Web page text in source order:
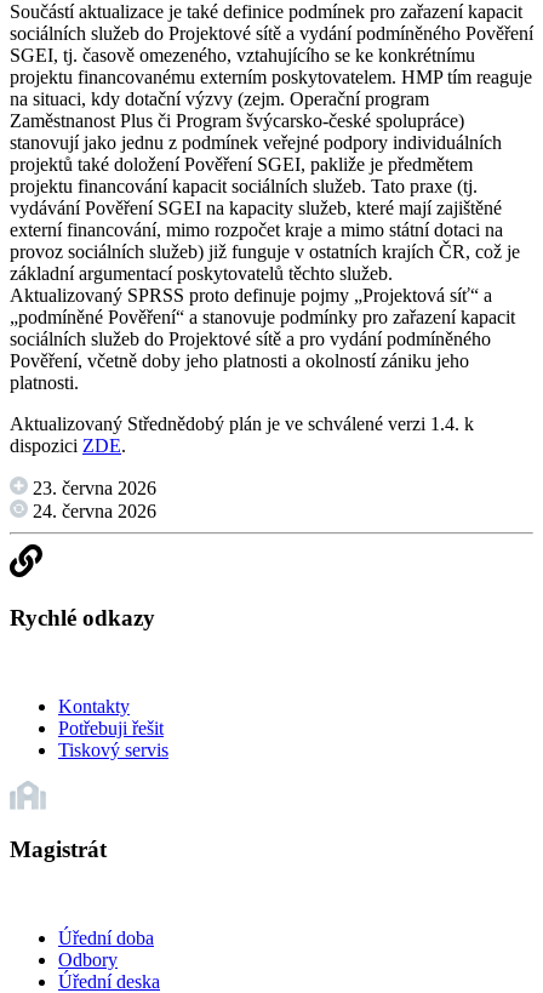
Součástí aktualizace je také definice podmínek pro zařazení kapacit
sociálních služeb do Projektové sítě a vydání podmíněného Pověření
SGEI, tj. časově omezeného, vztahujícího se ke konkrétnímu
projektu financovanému externím poskytovatelem. HMP tím reaguje
na situaci, kdy dotační výzvy (zejm. Operační program
Zaměstnanost Plus či Program švýcarsko-české spolupráce)
stanovují jako jednu z podmínek veřejné podpory individuálních
projektů také doložení Pověření SGEI, pakliže je předmětem
projektu financování kapacit sociálních služeb. Tato praxe (tj.
vydávání Pověření SGEI na kapacity služeb, které mají zajištěné
externí financování, mimo rozpočet kraje a mimo státní dotaci na
provoz sociálních služeb) již funguje v ostatních krajích ČR, což je
základní argumentací poskytovatelů těchto služeb.
Aktualizovaný SPRSS proto definuje pojmy „Projektová síť“ a
„podmíněné Pověření“ a stanovuje podmínky pro zařazení kapacit
sociálních služeb do Projektové sítě a pro vydání podmíněného
Pověření, včetně doby jeho platnosti a okolností zániku jeho
platnosti.
Aktualizovaný Střednědobý plán je ve schválené verzi 1.4. k
dispozici ZDE.
23. června 2026
24. června 2026
Rychlé odkazy
Kontakty
Potřebuji řešit
Tiskový servis
Magistrát
Úřední doba
Odbory
Úřední deska